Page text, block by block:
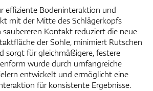
effiziente Bodeninteraktion und
mit der Mitte des Schlägerkopfs
Kontakt reduziert die neue
der Sohle, minimiert Rutschen
sorgt für gleichmäßigere, festere
wurde durch umfangreiche
entwickelt und ermöglicht eine
für konsistente Ergebnisse.